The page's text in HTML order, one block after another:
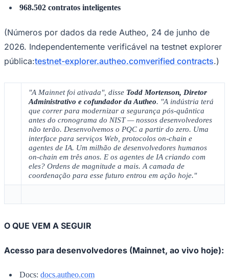
Corinthians
968.502 contratos inteligentes
(Números por dados da rede Autheo, 24 de junho de
2026. Independentemente verificável na testnet explorer
pública:testnet-explorer.autheo.comverified contracts.)
"A Mainnet foi ativada", disse Todd Mortenson, Diretor
Administrativo e cofundador da Autheo. "A indústria terá
que correr para modernizar a segurança pós-quântica
antes do cronograma do NIST — nossos desenvolvedores
não terão. Desenvolvemos o PQC a partir do zero. Uma
interface para serviços Web, protocolos on-chain e
agentes de IA. Um milhão de desenvolvedores humanos
on-chain em três anos. E os agentes de IA criando com
eles? Ordens de magnitude a mais. A camada de
coordenação para esse futuro entrou em ação hoje."
O QUE VEM A SEGUIR
Acesso para desenvolvedores (Mainnet, ao vivo hoje):
Docs: docs.autheo.com